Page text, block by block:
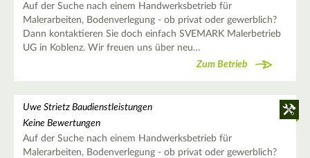
Auf der Suche nach einem Handwerksbetrieb für
Malerarbeiten, Bodenverlegung - ob privat oder gewerblich?
Dann kontaktieren Sie doch einfach SVEMARK Malerbetrieb
UG in Koblenz. Wir freuen uns über neu…
Zum Betrieb
Uwe Strietz Baudienstleistungen
Keine Bewertungen
Auf der Suche nach einem Handwerksbetrieb für
Malerarbeiten, Bodenverlegung - ob privat oder gewerblich?